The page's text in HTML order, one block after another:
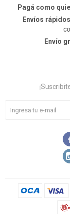
Pagá como
Envíos
Envío